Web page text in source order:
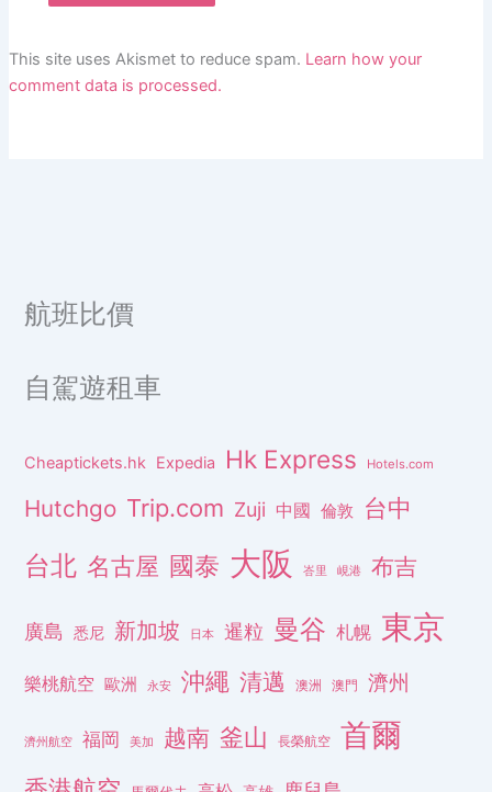
This site uses Akismet to reduce spam. Learn how your
comment data is processed.
航班比價
自駕遊租車
Cheaptickets.hk Expedia Hk Express Hotels.com
Hutchgo Trip.com Zuji 中國 倫敦 台中
台北 名古屋 國泰 大阪 峇里 峴港 布吉
廣島 悉尼 新加坡 日本 暹粒 曼谷 札幌 東京
樂桃航空 歐洲 永安 沖繩 清邁 澳洲 澳門 濟州
濟州航空 福岡 美加 越南 釜山 長榮航空 首爾